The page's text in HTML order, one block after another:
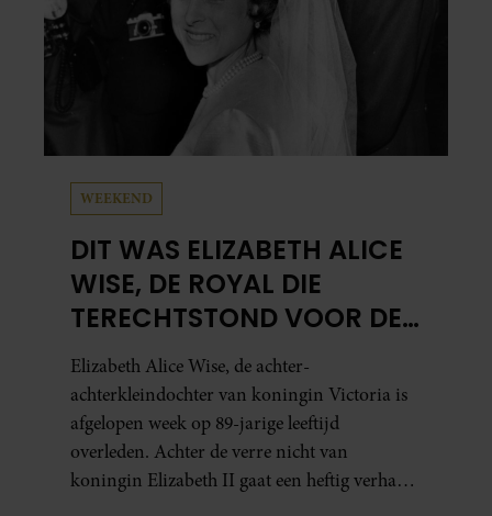
WEEKEND
DIT WAS ELIZABETH ALICE
WISE, DE ROYAL DIE
TERECHTSTOND VOOR DE
DOOD VAN HAAR BABY
Elizabeth Alice Wise, de achter-
achterkleindochter van koningin Victoria is
afgelopen week op 89-jarige leeftijd
overleden. Achter de verre nicht van
koningin Elizabeth II gaat een heftig verhaal